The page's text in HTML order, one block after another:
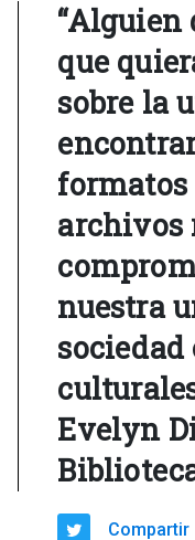
“Alguien
que
sobre la
archivos
nuestra
Evelyn
Compartir